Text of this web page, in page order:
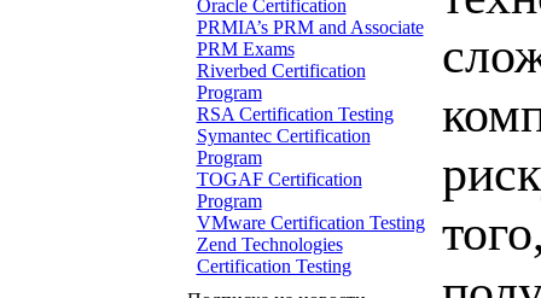
Oracle Certification
PRMIA’s PRM and Associate
PRM Exams
Riverbed Certification
Program
RSA Certification Testing
Symantec Certification
Program
TOGAF Certification
Program
VMware Certification Testing
Zend Technologies
Certification Testing